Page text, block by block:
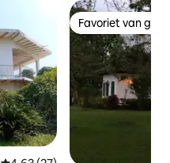
Favoriet van
Favoriet van